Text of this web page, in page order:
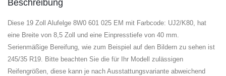
Beschreibung
Diese 19 Zoll Alufelge 8W0 601 025 EM mit Farbcode: UJ2/K80, hat
eine Breite von 8,5 Zoll und eine Einpresstiefe von 40 mm.
Serienmäßige Bereifung, wie zum Beispiel auf den Bildern zu sehen ist
245/35 R19. Bitte beachten Sie die für Ihr Modell zulässigen
Reifengrößen, diese kann je nach Ausstattungsvariante abweichend